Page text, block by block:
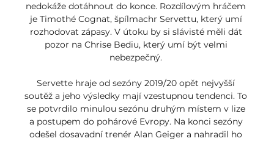
nedokáže dotáhnout do konce. Rozdílovým hráčem
je Timothé Cognat, špílmachr Servettu, který umí
rozhodovat zápasy. V útoku by si slávisté měli dát
pozor na Chrise Bediu, který umí být velmi
nebezpečný.
Servette hraje od sezóny 2019/20 opět nejvyšší
soutěž a jeho výsledky mají vzestupnou tendenci. To
se potvrdilo minulou sezónu druhým místem v lize
a postupem do pohárové Evropy. Na konci sezóny
odešel dosavadní trenér Alan Geiger a nahradil ho